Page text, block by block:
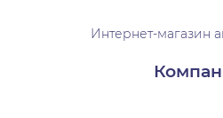
Интернет-магазин